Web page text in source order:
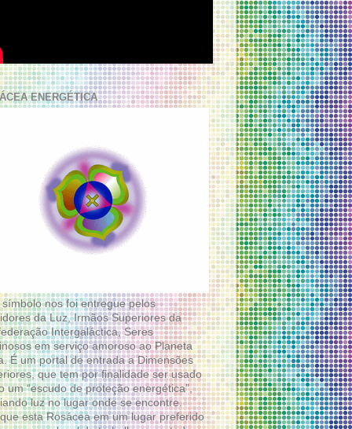
ENERGÉTICA
símbolo nos foi entregue pelos
da Luz, Irmãos Superiores da
Intergaláctica, Seres
em serviço amoroso ao Planeta
É um portal de entrada a Dimensões
que tem por finalidade ser usado
um “escudo de proteção energética”,
luz no lugar onde se encontre.
esta Rosácea em um lugar preferido